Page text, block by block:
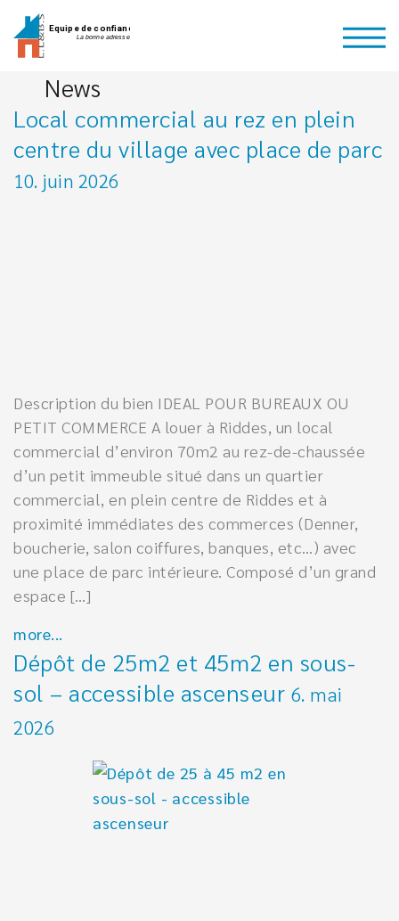
News
Local commercial au rez en plein
centre du village avec place de parc
10. juin 2026
Description du bien IDEAL POUR BUREAUX OU
PETIT COMMERCE A louer à Riddes, un local
commercial d’environ 70m2 au rez-de-chaussée
d’un petit immeuble situé dans un quartier
commercial, en plein centre de Riddes et à
proximité immédiates des commerces (Denner,
boucherie, salon coiffures, banques, etc…) avec
une place de parc intérieure. Composé d’un grand
espace […]
more...
Dépôt de 25m2 et 45m2 en sous-
sol – accessible ascenseur 6. mai
2026